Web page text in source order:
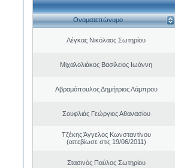
Ονοματεπώνυμο
Λέγκας Νικόλαος Σωτηρίου
Μιχαλολιάκος Βασίλειος Ιωάννη
Αβραμόπουλος Δημήτριος Λάμπρου
Σουφλιάς Γεώργιος Αθανασίου
Τζέκης Άγγελος Κωνσταντίνου
(απεβίωσε στις 19/06/2011)
Στασινός Παύλος Σωτηρίου